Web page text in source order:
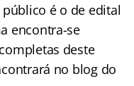
é o de edital
encontra-se
deste
no blog do